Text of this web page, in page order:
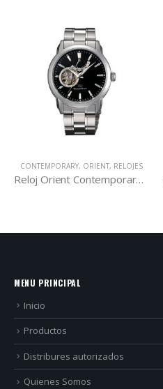
CONTEMPORARY, ORIENT, RELOJES
Reloj Orient Contemporary DA02002B
MENU PRINCIPAL
Inicio
Productos
Distribures autorizados
Quienes Somos